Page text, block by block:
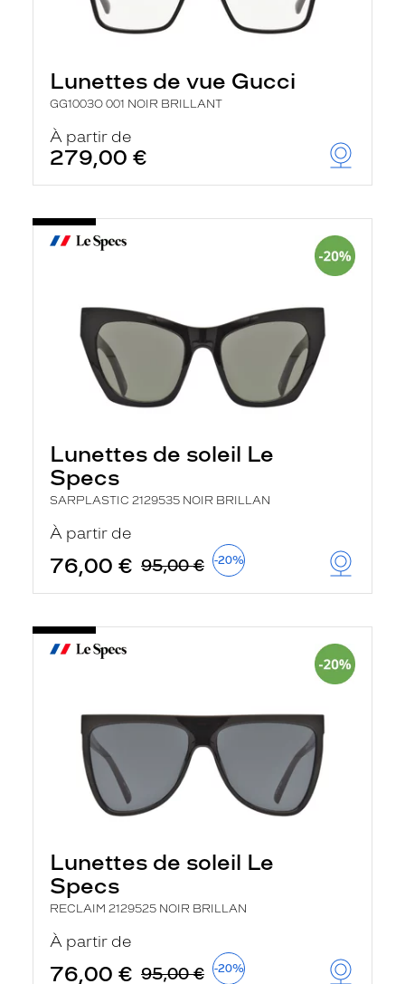
Lunettes de vue Gucci
GG1003O 001 NOIR BRILLANT
À partir de
279,00 €
Lunettes de soleil Le
Specs
SARPLASTIC 2129535 NOIR BRILLAN
À partir de
76,00 € 95,00 € -20%
Lunettes de soleil Le
Specs
RECLAIM 2129525 NOIR BRILLAN
À partir de
76,00 € 95,00 € -20%